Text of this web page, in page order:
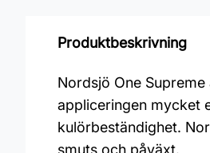
Produktbeskrivning
Nordsjö One
appliceringen mycket
kulörbeständighet.
smuts och påväxt.